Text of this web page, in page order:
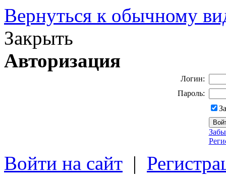
Вернуться к обычному
Закрыть
Авторизация
Логин:
Пароль:
Войти на сайт |